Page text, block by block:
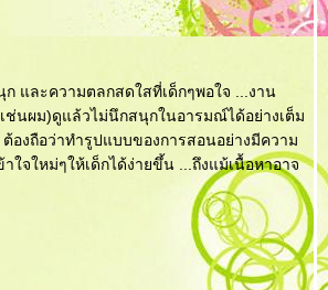
และความตลกสดใสที่เด็กๆพอใจ ...งาน
ช่นผม)ดูแล้วไม่นึกสนุกในอารมณ์ได้อย่างเต็ม
องถือว่าทำรูปแบบของการสอนอย่างมีความ
ใจใหม่ๆให้เด็กได้ง่ายขึ้น ...ถึงแม้เนื้อหาอาจ